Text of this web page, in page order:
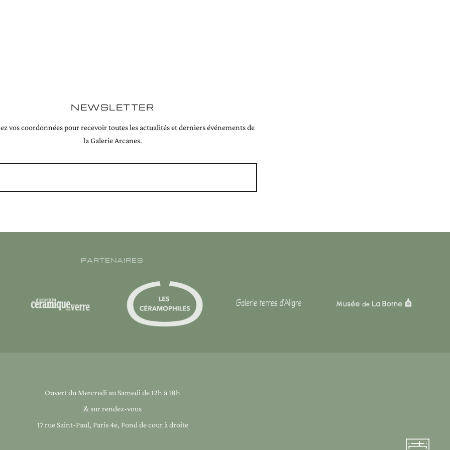
NEWSLETTER
vos coordonnées pour recevoir toutes les actualités et derniers événements de
la Galerie Arcanes.
PARTENAIRES
Ouvert du Mercredi au Samedi de 12h à 18h
& sur rendez-vous
17 rue Saint-Paul, Paris 4e, Fond de cour à droite